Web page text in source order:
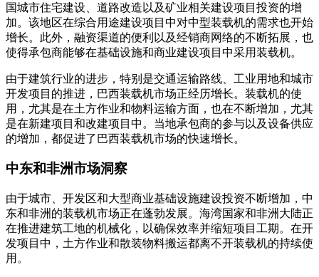
国城市住宅建设、道路改造以及矿业相关建设项目投资的增
加。该地区在综合用途建设项目中对中型装载机的需求也开始
增长。此外，融资渠道的便利以及经销商网络的不断拓展，也
使得承包商能够在基础设施和商业建设项目中采用装载机。
由于建筑行业的进步，特别是交通运输路线、工业用地和城市
开发项目的推进，巴西装载机市场正经历增长。装载机的使
用，尤其是在土方作业和物料运输方面，也在不断增加，尤其
是在新建项目和改建项目中。当地承包商的参与以及设备供应
的增加，都促进了巴西装载机市场的快速增长。
中东和非洲市场洞察
由于城市、开发区和大型商业基础设施建设投资不断增加，中
东和非洲的装载机市场正在蓬勃发展。海湾国家和非洲大陆正
在推进建筑工地的机械化，以确保效率并缩短项目工期。在开
发项目中，土方作业和散装物料搬运都离不开装载机的持续使
用。